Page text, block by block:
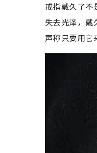
戒指戴久了
失去光泽，戴
声称只要用它